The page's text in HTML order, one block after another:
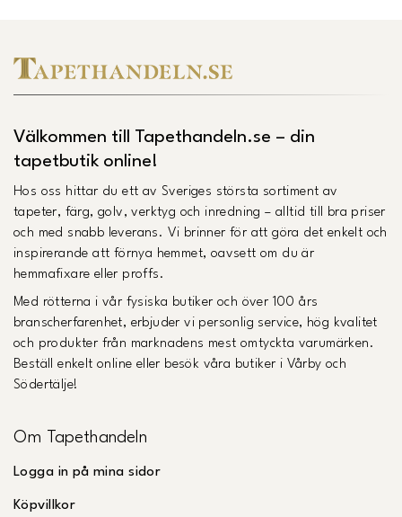
Välkommen till Tapethandeln.se – din
tapetbutik online!
Hos oss hittar du ett av Sveriges största sortiment av
tapeter, färg, golv, verktyg och inredning – alltid till bra priser
och med snabb leverans. Vi brinner för att göra det enkelt och
inspirerande att förnya hemmet, oavsett om du är
hemmafixare eller proffs.
Med rötterna i vår fysiska butiker och över 100 års
branscherfarenhet, erbjuder vi personlig service, hög kvalitet
och produkter från marknadens mest omtyckta varumärken.
Beställ enkelt online eller besök våra butiker i Vårby och
Södertälje!
Om Tapethandeln
Logga in på mina sidor
Köpvillkor